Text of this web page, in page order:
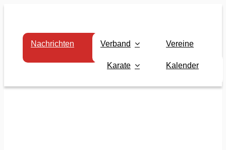
springen
Nachrichten Verband Vereine
Karate Kalender